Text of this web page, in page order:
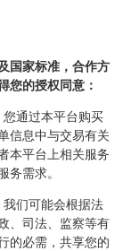
国家标准，合作方
您的授权同意：
通过本平台购买
信息中与交易有关
本平台上相关服务
务需求。
们可能会根据法
、司法、监察等有
的必需，共享您的